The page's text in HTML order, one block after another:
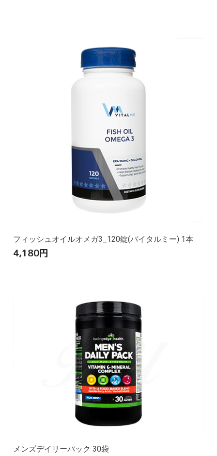
フィッシュオイルオメガ3_120錠(バイタルミー) 1本
4,180円
メンズデイリーパック 30袋